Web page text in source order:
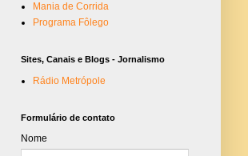
Mania de Corrida
Programa Fôlego
Sites, Canais e Blogs - Jornalismo
Rádio Metrópole
Formulário de contato
Nome